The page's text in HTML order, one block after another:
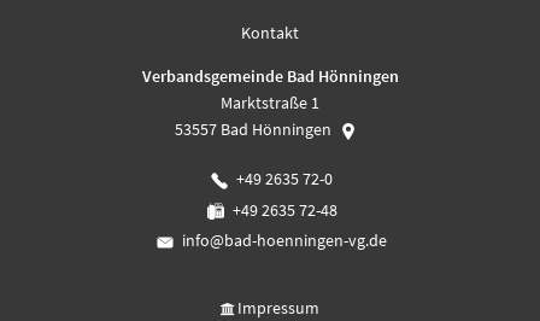
Kontakt
Verbandsgemeinde Bad Hönningen
Marktstraße 1
53557 Bad Hönningen
+49 2635 72-0
+49 2635 72-48
info@bad-hoenningen-vg.de
Impressum